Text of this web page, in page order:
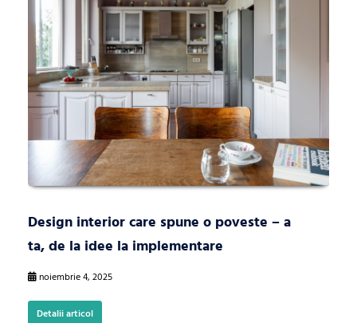
Design interior care spune o poveste – a
ta, de la idee la implementare
noiembrie 4, 2025
Detalii articol